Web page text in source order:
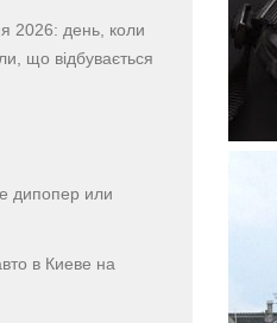
2026: день, коли
що відбувається
дипопер или
в Киеве на